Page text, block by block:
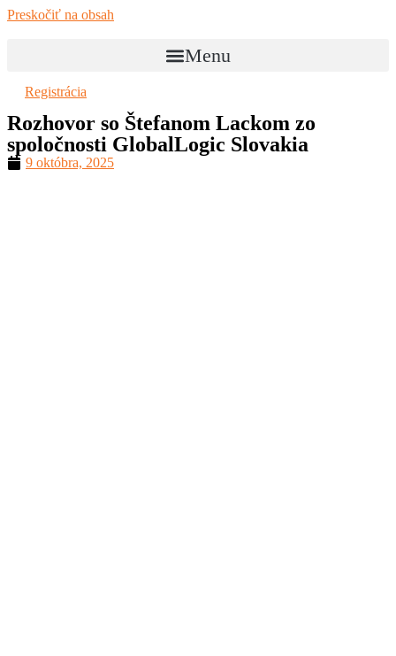
Preskočiť na obsah
Menu
Registrácia
Rozhovor so Štefanom Lackom zo
spoločnosti GlobalLogic Slovakia
9 októbra, 2025